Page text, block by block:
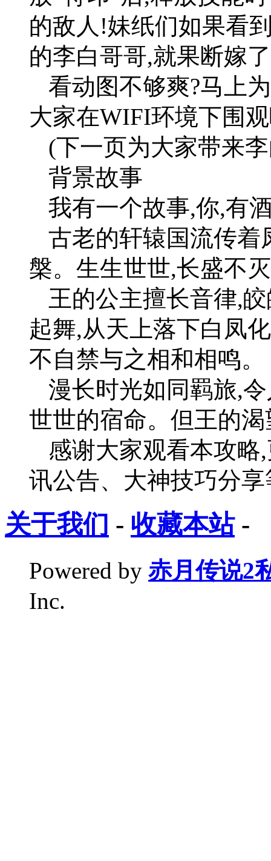
的敌人!妹纸们如果看
的李白哥哥,就果断嫁
看动图不够爽?马上
大家在WIFI环境下围
(下一页为大家带来
背景故事
我有一个故事,你,有
古老的轩辕国流传着
槃。生生世世,长盛不
王的公主擅长音律,
起舞,从天上落下白凤
不自禁与之相和相鸣。
漫长时光如同羁旅,
世世的宿命。但王的
感谢大家观看本攻略
讯公告、大神技巧分
关于我们 - 收藏本站-
Powered by 赤月传说2
Inc.